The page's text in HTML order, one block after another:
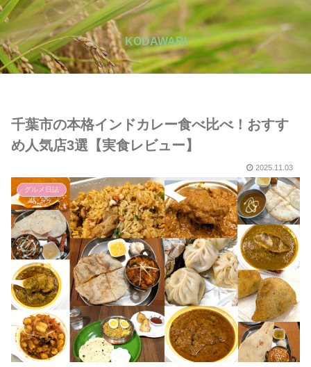
KODAWARI
千葉市の本格インドカレー食べ比べ！おすす
め人気店3選【実食レビュー】
2025.11.03
グルメ日誌